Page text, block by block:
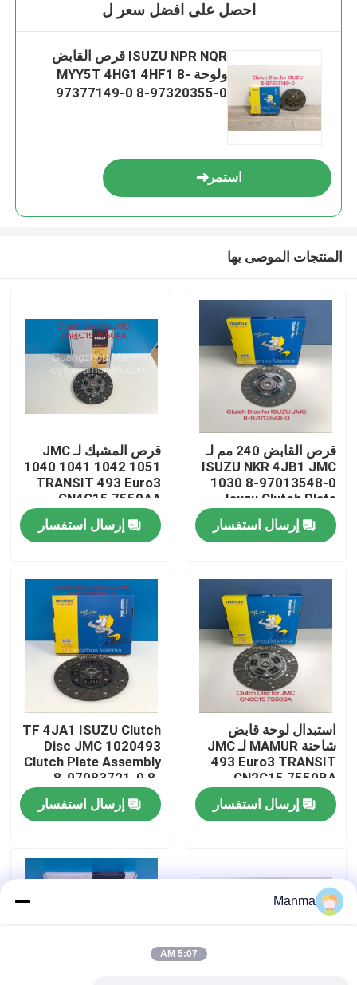
بيت
معلومات عنا
جولة في المعمل
رقابة جودة
اتصل بنا
اطلب اقتباس
قطع غيار السيارات الشاحنة
قطع غيار شاحنة ايسوزو
احصل على افضل سعر ل
ISUZU NPR NQR قرص القابض
ولوحة MYY5T 4HG1 4HF1 8-
97377149-0 8-97320355-0
استمر
المنتجات الموصى بها
قرص القابض 240 مم لـ
ISUZU NKR 4JB1 JMC
1030 8-97013548-0
Isuzu Clutch Plate
إرسال استفسار
قرص المشبك لـ JMC
1040 1041 1042 1051
TRANSIT 493 Euro3
CN4C15 7550AA
إرسال استفسار
استبدال لوحة قابض
شاحنة MAMUR لـ JMC
493 Euro3 TRANSIT
CN2C15 7550BA
إرسال استفسار
TF 4JA1 ISUZU Clutch
Disc JMC 1020493
Clutch Plate Assembly
8-97083721-0 8-
94453749-1
إرسال استفسار
Manma
5:07 AM